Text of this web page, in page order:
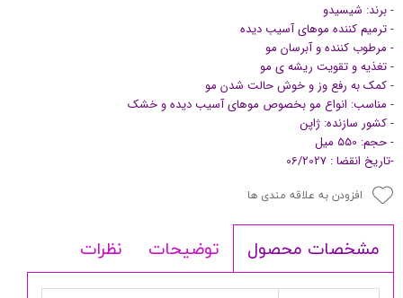
- برند: شیسیدو
- ترمیم کننده موهای آسیب دیده
- مرطوب کننده و آبرسان مو
- تغذیه و تقویت ریشه ی مو
- کمک به رفع وز و خوش حالت شدن مو
- مناسب: انواع مو بخصوص موهای آسیب دیده و خشک
- کشور سازنده: ژاپن
- حجم: 550 میل
-تاریخ انقضا : 06/2027
افزودن به علاقه مندی ها
مشخصات محصول توضیحات نظرات